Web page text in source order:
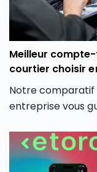
Meilleur
courtier choisir
Notre
entreprise vous
éclairé, adapté
professionnelle.